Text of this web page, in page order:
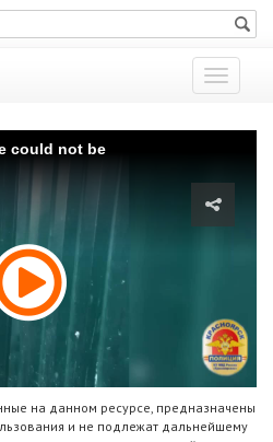
Показать
меню
could not be
на данном ресурсе, предназначены
и не подлежат дальнейшему